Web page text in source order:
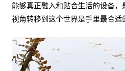
能够真正融入和贴合生活的设备
视角转移到这个世界是手里最合适